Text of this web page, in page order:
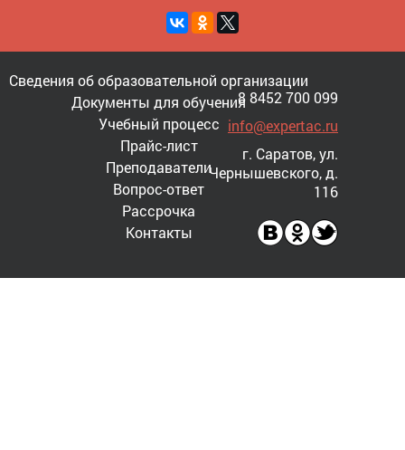
Сведения об образовательной организации
Документы для обучения
Учебный процесс
Прайс-лист
Преподаватели
Вопрос-ответ
Рассрочка
Контакты
8 8452 700 099
info@expertac.ru
г. Саратов, ул.
Чернышевского, д.
116